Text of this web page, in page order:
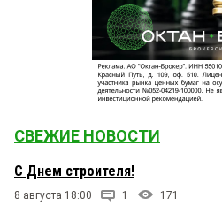
СВЕЖИЕ НОВОСТИ
С Днем строителя!
8 августа 18:00 1 171